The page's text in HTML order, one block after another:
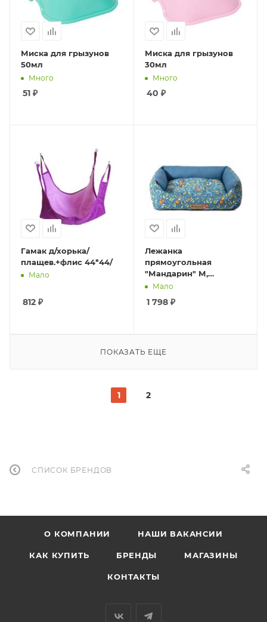
Миска для грызунов
50мл
Много
51 ₽
Миска для грызунов
30мл
Много
40 ₽
Гамак д/хорька/
плащев.+флис 44*44/
Мало
812 ₽
Лежанка
прямоугольная
"Мандарин" М,
520*450*170мм, Gamma
Мало
1 798₽
ПОКАЗАТЬ ЕЩЕ
1 2
СПИСОК БРЕНДОВ
О КОМПАНИИ НАШИ ВАКАНСИИ
КАК КУПИТЬ БРЕНДЫ МАГАЗИНЫ
КОНТАКТЫ